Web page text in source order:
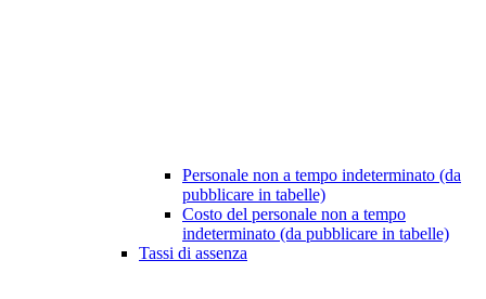
Personale non a tempo indeterminato (da
pubblicare in tabelle)
Costo del personale non a tempo
indeterminato (da pubblicare in tabelle)
Tassi di assenza